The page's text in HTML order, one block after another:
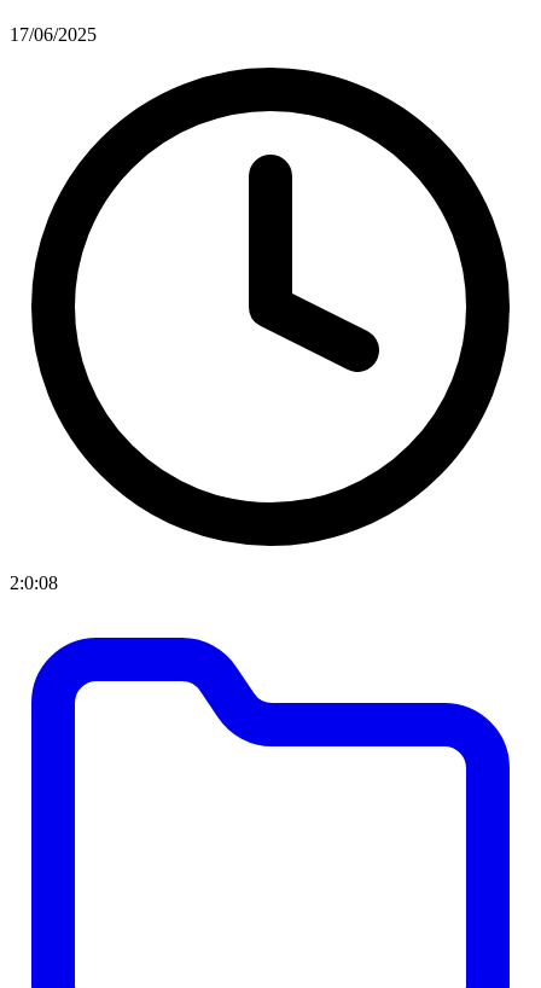
17/06/2025
2:0:08